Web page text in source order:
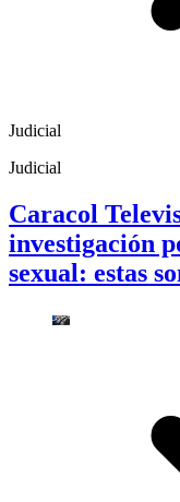
Judicial
Judicial
Caracol
investigación
sexual: estas